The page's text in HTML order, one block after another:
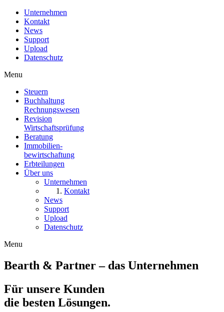
Unternehmen
Kontakt
News
Support
Upload
Datenschutz
Menu
Steuern
Buchhaltung
Rechnungswesen
Revision
Wirtschaftsprüfung
Beratung
Immobilien-
bewirtschaftung
Erbteilungen
Über uns
Unternehmen
Kontakt
News
Support
Upload
Datenschutz
Menu
Bearth & Partner – das Unternehmen
Für unsere Kunden
die besten Lösungen.